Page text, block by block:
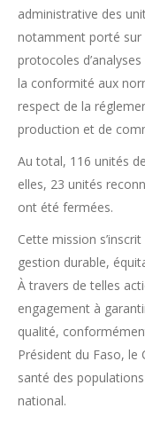
administrative des
notamment porté sur
protocoles
la conformité aux
respect de la
production et de
Au total, 116 unités
elles, 23 unités
ont été fermées.
Cette mission
gestion durable,
À travers de telles
engagement à
qualité,
Président du Faso, le
santé des
national.